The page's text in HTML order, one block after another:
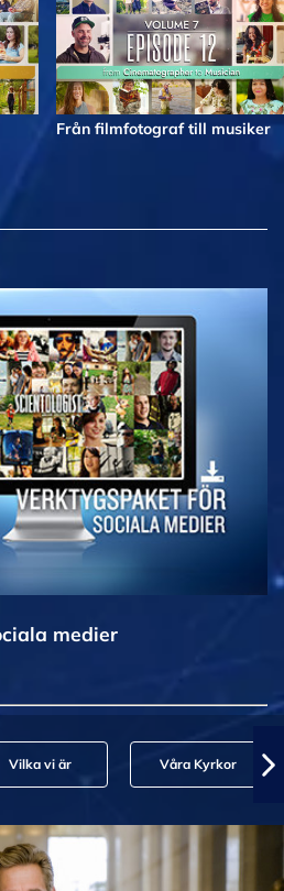
Från filmfotograf till musiker
medier
Vilka vi är Våra Kyrkor